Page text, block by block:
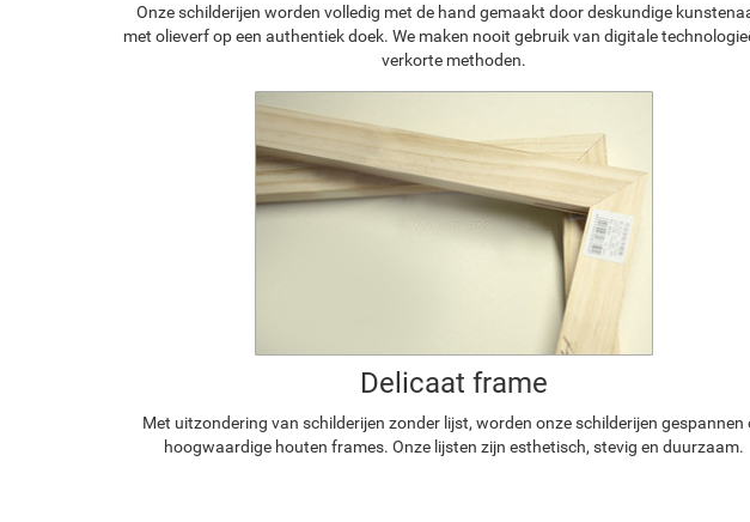
Onze schilderijen worden volledig met de hand gemaakt door deskundige
met olieverf op een authentiek doek. We maken nooit gebruik van digitale
verkorte methoden.
Delicaat frame
Met uitzondering van schilderijen zonder lijst, worden onze schilderijen gespannen
hoogwaardige houten frames. Onze lijsten zijn esthetisch, stevig en duurzaam.